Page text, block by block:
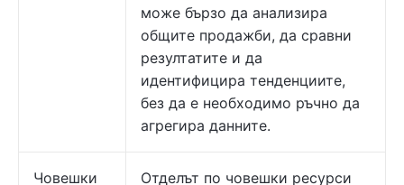
може бързо да анализира
общите продажби, да сравни
резултатите и да
идентифицира тенденциите,
без да е необходимо ръчно да
агрегира данните.
Човешки
Отделът по човешки ресурси